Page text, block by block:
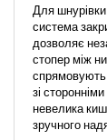
Для шнурівки
система
дозволяє
стопер між
спрямовують
зі
невелика
зручного